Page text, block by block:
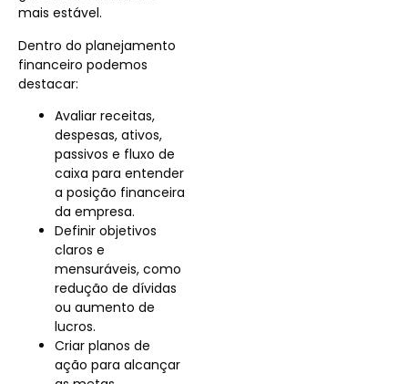
mais estável.
Dentro do planejamento
financeiro podemos
destacar:
Avaliar receitas,
despesas, ativos,
passivos e fluxo de
caixa para entender
a posição financeira
da empresa.
Definir objetivos
claros e
mensuráveis, como
redução de dívidas
ou aumento de
lucros.
Criar planos de
ação para alcançar